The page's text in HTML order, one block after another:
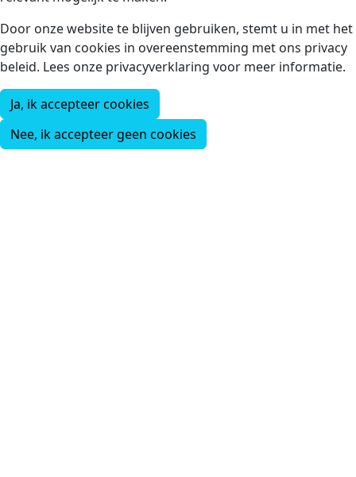
Door onze website te blijven gebruiken, stemt u in met het
gebruik van cookies in overeenstemming met ons privacy
beleid. Lees onze privacyverklaring voor meer informatie.
Ja, ik accepteer cookies
Nee, ik accepteer geen cookies